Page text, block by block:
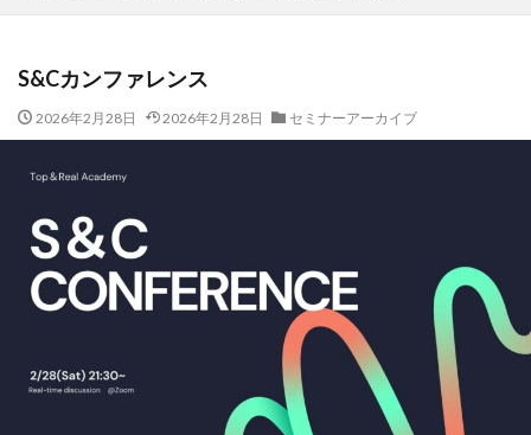
S&Cカンファレンス
2026年2月28日 2026年2月28日 セミナーアーカイブ